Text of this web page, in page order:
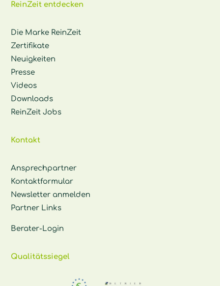
ReinZeit entdecken
Die Marke ReinZeit
Zertifikate
Neuigkeiten
Presse
Videos
Downloads
ReinZeit Jobs
Kontakt
Ansprechpartner
Kontaktformular
Newsletter anmelden
Partner Links
Berater-Login
Qualitätssiegel